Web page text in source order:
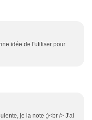
idée de l'utiliser pour
je la note ;)<br /> J'ai